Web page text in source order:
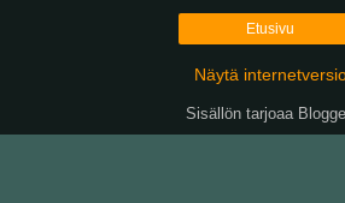
Etusivu
Näytä
Sisällön tarjoaa